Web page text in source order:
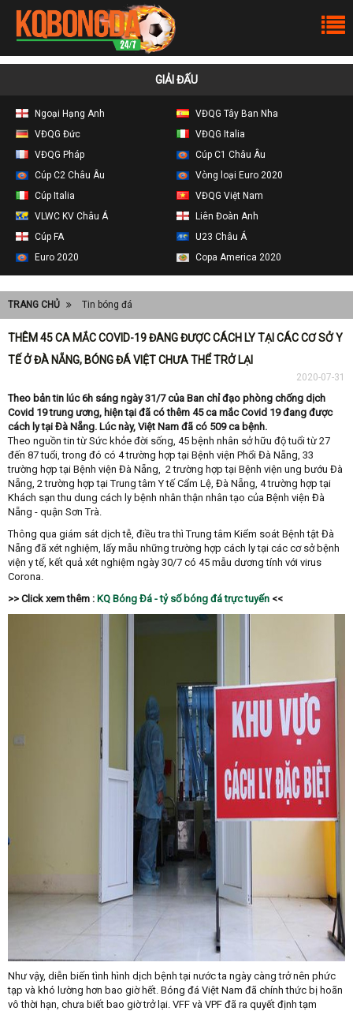
GIẢI ĐẤU
Ngoại Hạng Anh
VĐQG Tây Ban Nha
VĐQG Đức
VĐQG Italia
VĐQG Pháp
Cúp C1 Châu Âu
Cúp C2 Châu Âu
Vòng loại Euro 2020
Cúp Italia
VĐQG Việt Nam
VLWC KV Châu Á
Liên Đoàn Anh
Cúp FA
U23 Châu Á
Euro 2020
Copa America 2020
TRANG CHỦ Tin bóng đá
THÊM 45 CA MẮC COVID-19 ĐANG ĐƯỢC CÁCH LY TẠI CÁC CƠ SỞ Y
TẾ Ở ĐÀ NẴNG, BÓNG ĐÁ VIỆT CHƯA THỂ TRỞ LẠI
2020-07-31
Theo bản tin lúc 6h sáng ngày 31/7 của Ban chỉ đạo phòng chống dịch
Covid 19 trung ương, hiện tại đã có thêm 45 ca mắc Covid 19 đang được
cách ly tại Đà Nẵng. Lúc này, Việt Nam đã có 509 ca bệnh.
Theo nguồn tin từ Sức khỏe đời sống, 45 bệnh nhân sở hữu độ tuổi từ 27
đến 87 tuổi, trong đó có 4 trường hợp tại Bệnh viện Phổi Đà Nẵng, 33
trường hợp tại Bệnh viện Đà Nẵng, 2 trường hợp tại Bệnh viện ung bướu Đà
Nẵng, 2 trường hợp tại Trung tâm Y tế Cẩm Lệ, Đà Nẵng, 4 trường hợp tại
Khách sạn thu dung cách ly bệnh nhân thận nhân tạo của Bệnh viện Đà
Nẵng - quận Sơn Trà.
Thông qua giám sát dịch tễ, điều tra thì Trung tâm Kiểm soát Bệnh tật Đà
Nẵng đã xét nghiệm, lấy mẫu những trường hợp cách ly tại các cơ sở bệnh
viện y tế, kết quả xét nghiệm ngày 30/7 có 45 mẫu dương tính với virus
Corona.
>> Click xem thêm : KQ Bóng Đá - tỷ số bóng đá trực tuyến <<
Như vậy, diễn biến tình hình dịch bệnh tại nước ta ngày càng trở nên phức
tạp và khó lường hơn bao giờ hết. Bóng đá Việt Nam đã chính thức bị hoãn
vô thời hạn, chưa biết bao giờ trở lại. VFF và VPF đã ra quyết định tạm